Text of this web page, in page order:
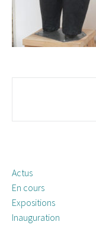
Actus
En cours
Expositions
Inauguration